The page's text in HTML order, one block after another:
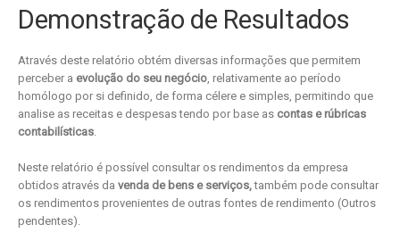
Demonstração de Resultados
Através deste relatório obtém diversas informações que permitem
perceber a evolução do seu negócio, relativamente ao período
homólogo por si definido, de forma célere e simples, permitindo que
analise as receitas e despesas tendo por base as contas e rúbricas
contabilísticas.
Neste relatório é possível consultar os rendimentos da empresa
obtidos através da venda de bens e serviços,também pode consultar
os rendimentos provenientes de outras fontes de rendimento (Outros
pendentes).